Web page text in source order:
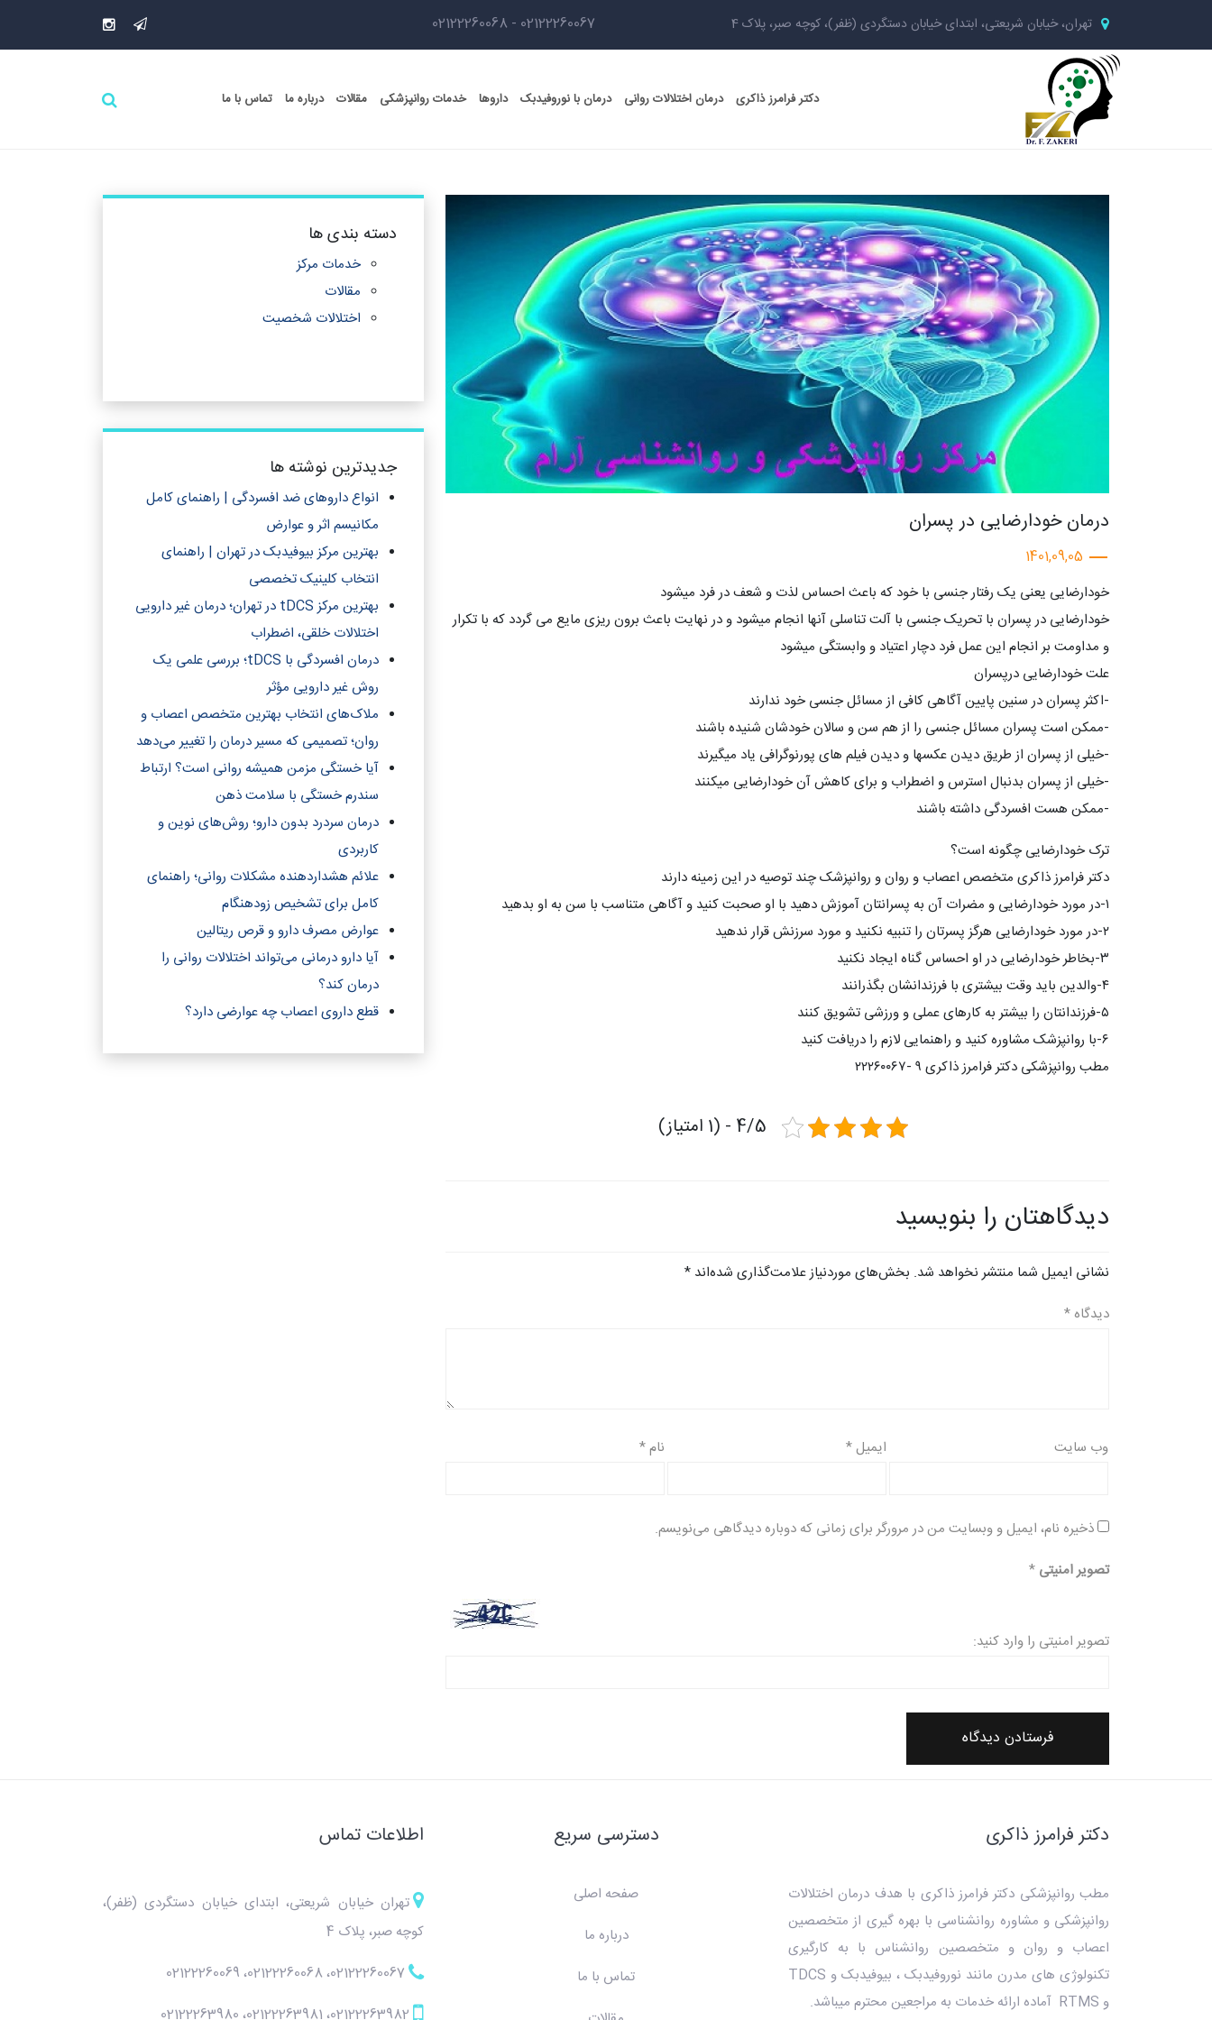
تهران، خیابان شریعتی، ابتدای خیابان دستگردی (ظفر)، کوچه صبر، پلاک 4 02122260067
-
02122260068
دکتر فرامرز ذاکری درمان اختلالات روانی درمان با نوروفیدبک داروها خدمات روانپزشکی مقالات درباره ما تماس با ما
درمان خودارضایی در پسران
1401,09,05
خودارضایی یعنی یک رفتار جنسی با خود که باعث احساس لذت و شعف در فرد میشود
خودارضایی در پسران با تحریک جنسی با آلت‌ تناسلی آنها انجام میشود و در نهایت باعث برون ریزی مایع می گردد که با تکرار
و مداومت بر انجام این عمل فرد دچار اعتیاد و وابستگی میشود
علت خودارضایی درپسران
-اکثر پسران در سنین پایین آگاهی کافی از مسائل جنسی خود ندارند
-ممکن است پسران مسائل جنسی را از هم سن و سالان خودشان شنیده باشند
-خیلی از پسران از طریق دیدن عکسها و دیدن فیلم های پورنوگرافی یاد میگیرند
-خیلی از پسران بدنبال استرس و اضطراب و برای کاهش آن خودارضایی میکنند
-ممکن هست افسردگی داشته باشند
ترک خودارضایی چگونه است؟
دکتر فرامرز ذاکری متخصص اعصاب و روان و روانپزشک چند توصیه در این زمینه دارند
۱-در مورد خودارضایی و مضرات آن به پسرانتان آموزش دهید با او صحبت کنید و آگاهی متناسب با سن به او بدهید
۲-در مورد خودارضایی هرگز پسرتان را تنبیه نکنید و مورد سرزنش قرار ندهید
۳-بخاطر خودارضایی در او احساس گناه ایجاد نکنید
۴-والدین باید وقت بیشتری با فرزندانشان بگذرانند
۵-فرزندانتان را بیشتر به کارهای عملی و ورزشی تشویق کنند
۶-با روانپزشک مشاوره کنید و راهنمایی لازم را دریافت کنید
مطب روانپزشکی دکتر فرامرز ذاکری ۹ -۲۲۲۶۰۰۶۷
4/5 - (1 امتیاز)
دیدگاهتان را بنویسید
نشانی ایمیل شما منتشر نخواهد شد. بخش‌های موردنیاز علامت‌گذاری شده‌اند *
دیدگاه *
نام* ایمیل* وب‌ سایت
ذخیره نام، ایمیل و وبسایت من در مرورگر برای زمانی که دوباره دیدگاهی می‌نویسم.
تصویر امنیتی *
تصویر امنیتی را وارد کنید:
دسته بندی ها
خدمات مرکز
مقالات
اختلالات شخصیت
جدیدترین نوشته ها
انواع داروهای ضد افسردگی | راهنمای کامل
مکانیسم اثر و عوارض
بهترین مرکز بیوفیدبک در تهران | راهنمای
انتخاب کلینیک تخصصی
بهترین مرکز tDCS در تهران؛ درمان غیر دارویی
اختلالات خلقی، اضطراب
درمان افسردگی با tDCS؛ بررسی علمی یک
روش غیر دارویی مؤثر
ملاک‌های انتخاب بهترین متخصص اعصاب و
روان؛ تصمیمی که مسیر درمان را تغییر می‌دهد
آیا خستگی مزمن همیشه روانی است؟ ارتباط
سندرم خستگی با سلامت ذهن
درمان سردرد بدون دارو؛ روش‌های نوین و
کاربردی
علائم هشداردهنده مشکلات روانی؛ راهنمای
کامل برای تشخیص زودهنگام
عوارض مصرف دارو و قرص ریتالین
آیا دارو درمانی می‌تواند اختلالات روانی را
درمان کند؟‎
قطع داروی اعصاب چه عوارضی دارد؟
دکتر فرامرز ذاکری
مطب روانپزشکی دکتر فرامرز ذاکری با هدف درمان اختلالات
روانپزشکی و مشاوره روانشناسی با بهره گیری از متخصصین
اعصاب و روان و متخصصین روانشناس با به کارگیری
تکنولوژی های مدرن مانند نوروفیدبک ، بیوفیدبک و TDCS
و RTMS آماده ارائه خدمات به مراجعین محترم میباشد.
دسترسی سریع
صفحه اصلی
درباره ما
تماس با ما
اطلاعات تماس
تهران خیابان شریعتی، ابتدای خیابان دستگردی (ظفر)،
کوچه صبر، پلاک 4
02122260067، 02122260068، 02122260069
02122263982، 02122263981، 02122263980